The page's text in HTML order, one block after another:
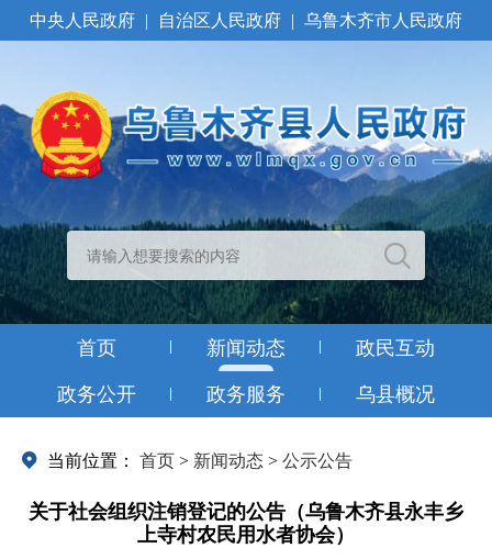
中央人民政府 | 自治区人民政府 | 乌鲁木齐市人民政府
首页 新闻动态 政民互动
政务公开 政务服务 乌县概况
当前位置： 首页 > 新闻动态 > 公示公告
关于社会组织注销登记的公告（乌鲁木齐县永丰乡
上寺村农民用水者协会）